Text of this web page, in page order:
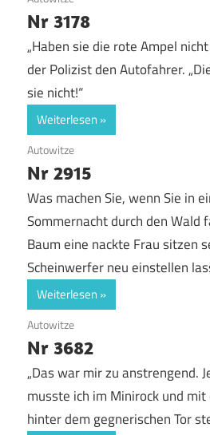
Nr 3178
„Haben sie die rote Ampel
der Polizist den Autofahrer.
sie nicht!“
Weiterlesen
26. August 2017
Autowitze
Nr 2915
Was machen Sie, wenn Sie in
Sommernacht durch den Wald
Baum eine nackte Frau sitzen
Scheinwerfer neu einstellen
Weiterlesen
18. August 2017
Autowitze
Nr 3682
„Das war mir zu anstrengend.
musste ich im Minirock und
hinter dem gegnerischen Tor